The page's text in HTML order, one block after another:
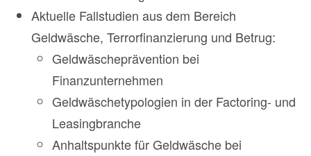
Aktuelle Fallstudien aus dem Bereich
Geldwäsche, Terrorfinanzierung und Betrug:
Geldwäscheprävention bei
Finanzunternehmen
Geldwäschetypologien in der Factoring- und
Leasingbranche
Anhaltspunkte für Geldwäsche bei